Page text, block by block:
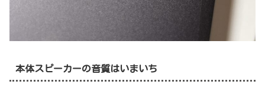
本体スピーカーの音質はいまいち